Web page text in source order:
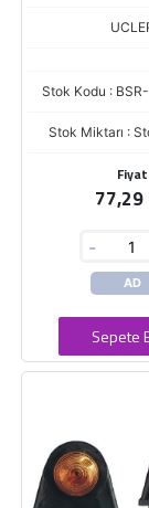
Stok Kodu :
Stok Miktarı :
Fiyat
77,29
-
AD
Sepete